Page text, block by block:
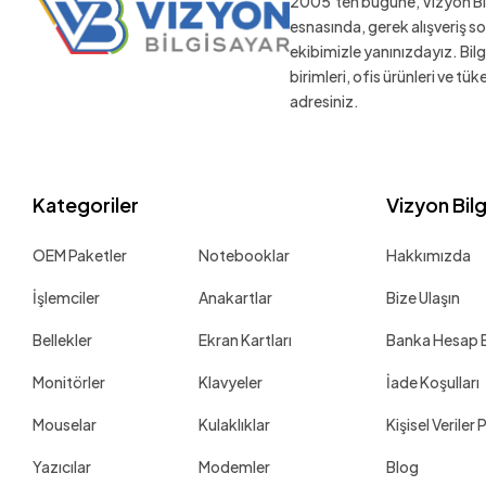
Gamepower
Geil
Hiper
esnasında, gerek alışveriş
ekibimizle yanınızdayız.
birimleri, ofis ürünleri ve
adresiniz.
Kategoriler
OEM Paketler Notebooklar
İşlemciler Anakartlar
Bellekler Ekran Kartları
Monitörler Klavyeler
Mouselar Kulaklıklar
Yazıcılar Modemler
Vizyon
Hakkımızda
Bize Ulaşın
Banka Hesap
İade Koşulları
Kişisel Veriler
Blog